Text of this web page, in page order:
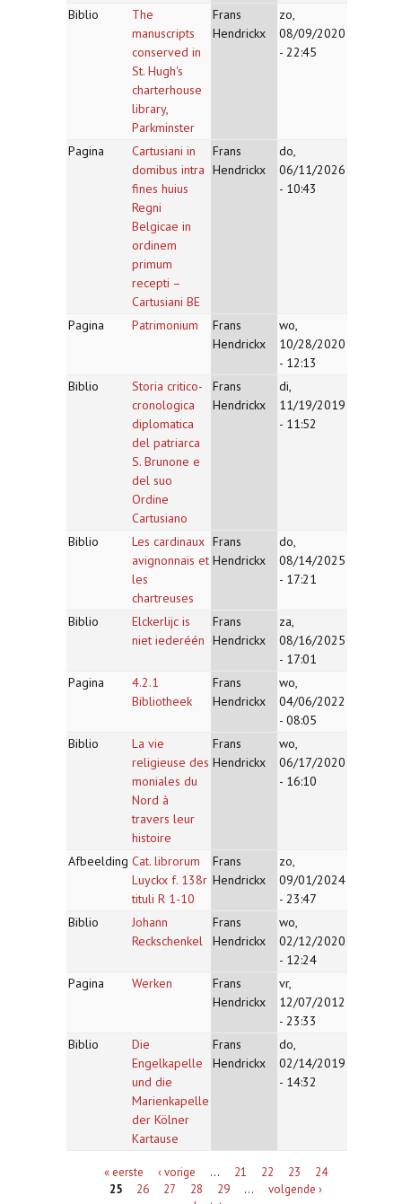
Biblio
The
manuscripts
conserved in
St. Hugh's
charterhouse
library,
Parkminster
Frans
Hendrickx
zo,
08/09/2020
- 22:45
Pagina
Cartusiani in
domibus intra
fines huius
Regni
Belgicae in
ordinem
primum
recepti –
Cartusiani BE
Frans
Hendrickx
do,
06/11/2026
- 10:43
Pagina Patrimonium
Frans
Hendrickx
wo,
10/28/2020
- 12:13
Biblio
Storia critico-
cronologica
diplomatica
del patriarca
S. Brunone e
del suo
Ordine
Cartusiano
Frans
Hendrickx
di,
11/19/2019
- 11:52
Biblio
Les cardinaux
avignonnais et
les
chartreuses
Frans
Hendrickx
do,
08/14/2025
- 17:21
Biblio
Elckerlijc is
niet iederéén
Frans
Hendrickx
za,
08/16/2025
- 17:01
Pagina
4.2.1
Bibliotheek
Frans
Hendrickx
wo,
04/06/2022
- 08:05
Biblio
La vie
religieuse des
moniales du
Nord à
travers leur
histoire
Frans
Hendrickx
wo,
06/17/2020
- 16:10
Afbeelding Cat. librorum
Luyckx f. 138r
tituli R 1-10
Frans
Hendrickx
zo,
09/01/2024
- 23:47
Biblio
Johann
Reckschenkel
Frans
Hendrickx
wo,
02/12/2020
- 12:24
Pagina
Werken
Frans
Hendrickx
vr,
12/07/2012
- 23:33
Biblio
Die
Engelkapelle
und die
Marienkapelle
der Kölner
Kartause
Frans
Hendrickx
do,
02/14/2019
- 14:32
Pagina's« eerste ‹ vorige … 21 22 23
24
25
26 27 28 29 …
volgende ›